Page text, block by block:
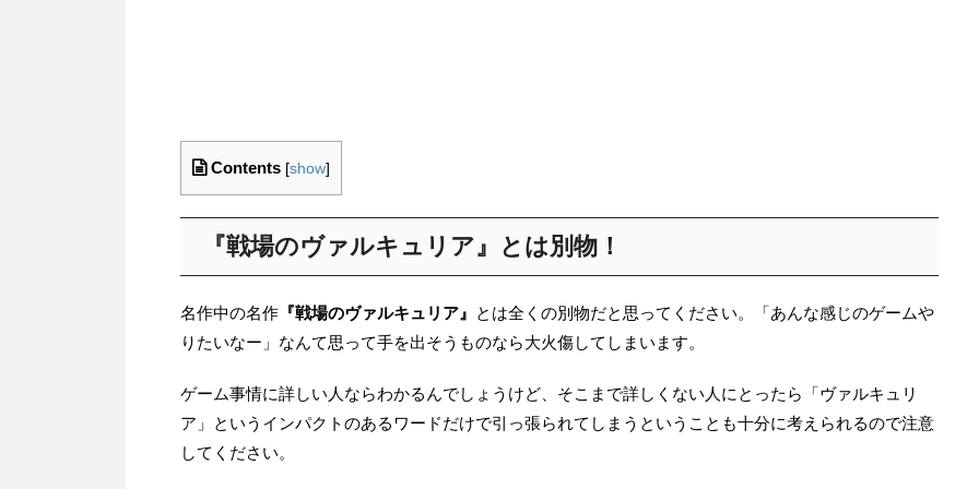
Contents [show]
『戦場のヴァルキュリア』とは別物！
名作中の名作 『戦場のヴァルキュリア』 とは全くの別物だと思ってください。「あんな感じのゲームや
りたいなー」なんて思って手を出そうものなら大火傷してしまいます。
ゲーム事情に詳しい人ならわかるんでしょうけど、そこまで詳しくない人にとったら「ヴァルキュリ
ア」というインパクトのあるワードだけで引っ張られてしまうということも十分に考えられるので注意
してください。